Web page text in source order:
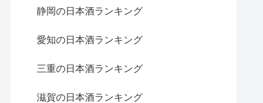
静岡の日本酒ランキング
愛知の日本酒ランキング
三重の日本酒ランキング
滋賀の日本酒ランキング